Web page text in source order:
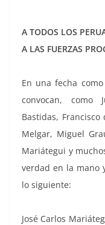
A TODOS LOS
A LAS FUERZAS
En una fecha
convocan, como
Bastidas,
Melgar, Miguel
Mariátegui y
verdad en la mano
lo siguiente:
José Carlos